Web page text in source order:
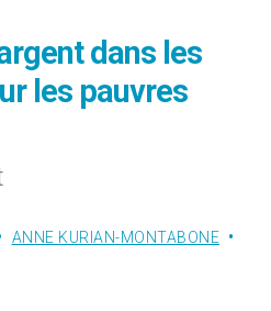
dans les
les pauvres
ANNE KURIAN-MONTABONE